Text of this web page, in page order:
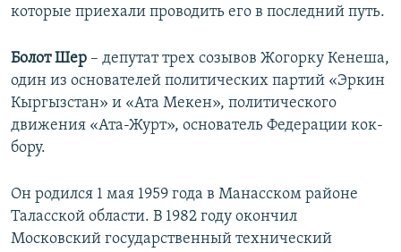
которые приехали проводить его в последний путь.
Болот Шер – депутат трех созывов Жогорку Кенеша,
один из основателей политических партий «Эркин
Кыргызстан» и «Ата Мекен», политического
движения «Ата-Журт», основатель Федерации кок-
бору.
Он родился 1 мая 1959 года в Манасском районе
Таласской области. В 1982 году окончил
Московский государственный технический